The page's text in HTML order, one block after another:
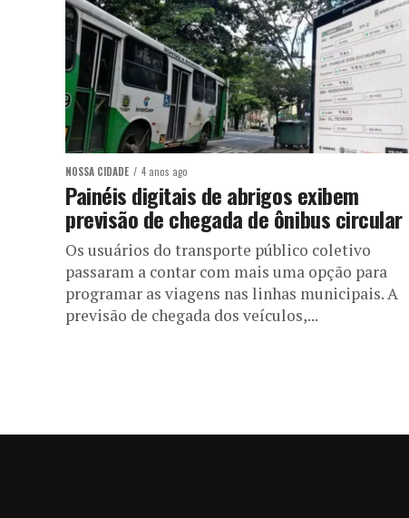
NOSSA CIDADE 4 anos ago
Painéis digitais de abrigos exibem
previsão de chegada de ônibus circular
Os usuários do transporte público coletivo
passaram a contar com mais uma opção para
programar as viagens nas linhas municipais. A
previsão de chegada dos veículos,...